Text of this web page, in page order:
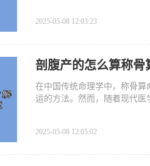
2025-05-08 12:03:23
剖腹产的怎么算称
在中国传统命理学中，称骨
运的方法。然而，随着现代
2025-05-08 12:05:02